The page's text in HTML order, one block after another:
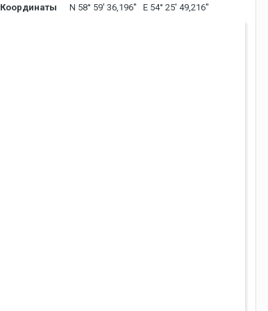
Координаты N 58° 59' 36,196'' E 54° 25' 49,216''